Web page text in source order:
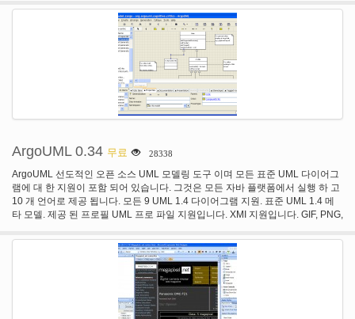
ArgoUML 0.34 무료 28338
ArgoUML 선도적인 오픈 소스 UML 모델링 도구 이며 모든 표준 UML 다이어그
램에 대 한 지원이 포함 되어 있습니다. 그것은 모든 자바 플랫폼에서 실행 하 고
10 개 언어로 제공 됩니다. 모든 9 UML 1.4 다이어그램 지원. 표준 UML 1.4 메
타 모델. 제공 된 프로필 UML 프로 파일 지원입니다. XMI 지원입니다. GIF, PNG,
확대/축소 합니다. OCL 지원입니다. 앞으로 공학입니다. 리버스 엔지니어링 역
방향 클래스 파일 가져오기. 인지 지원입니다. 액션에 반영입니다.